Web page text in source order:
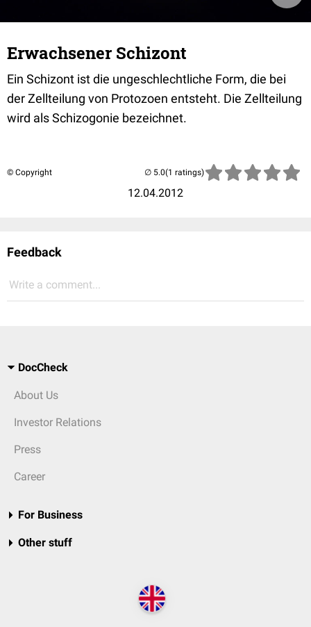
Erwachsener Schizont
Ein Schizont ist die ungeschlechtliche Form, die bei
der Zellteilung von Protozoen entsteht. Die Zellteilung
wird als Schizogonie bezeichnet.
© Copyright
12.04.2012
(1 ratings)
Feedback
Write a comment...
DocCheck
About Us
Investor Relations
Press
Career
For Business
Other stuff